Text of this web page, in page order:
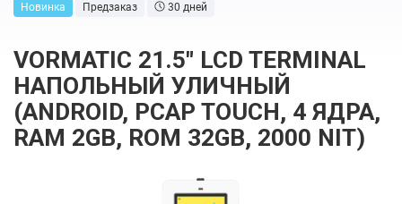
Новинка Предзаказ 30 дней
VORMATIC 21.5" LCD TERMINAL
НАПОЛЬНЫЙ УЛИЧНЫЙ
(ANDROID, PCAP TOUCH, 4 ЯДРА,
RAM 2GB, ROM 32GB, 2000 NIT)